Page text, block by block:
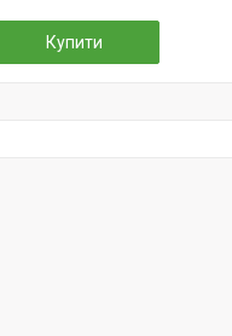
Купити